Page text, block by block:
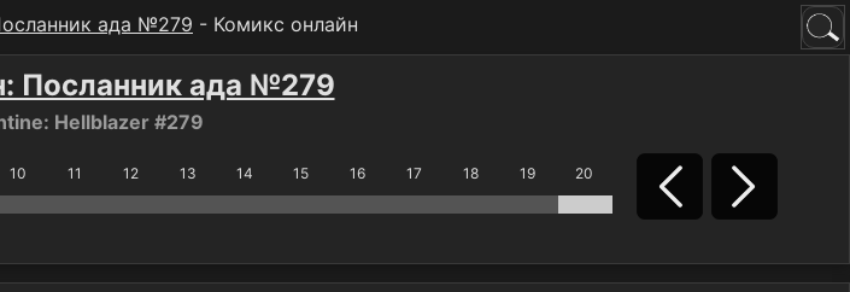
ада №279 - Комикс онлайн
Посланник ада №279
Hellblazer #279
10 11 12 13 14 15 16 17 18 19 20